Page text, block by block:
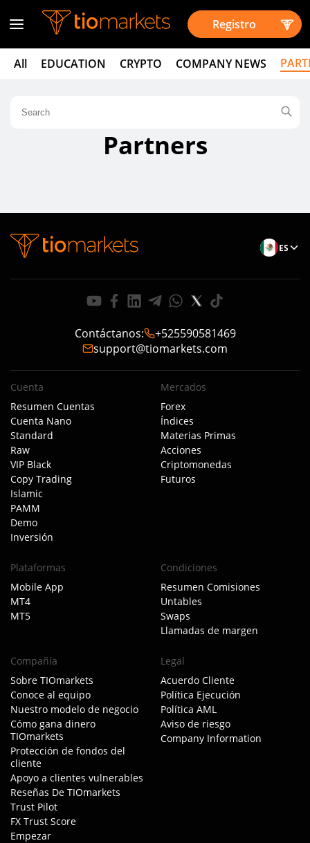
Registro
All EDUCATION CRYPTO COMPANY NEWS
Partners
ES
Contáctanos:
+525590581469
support@tiomarkets.com
Cuenta
Resumen Cuentas
Cuenta Nano
Standard
Raw
VIP Black
Copy Trading
Islamic
PAMM
Demo
Inversión
Mercados
Forex
Índices
Materias Primas
Acciones
Criptomonedas
Futuros
Plataformas
Mobile App
MT4
MT5
Condiciones
Resumen Comisiones
Untables
Swaps
Llamadas de margen
Compañía
Sobre TIOmarkets
Conoce al equipo
Nuestro modelo de negocio
Cómo gana dinero
TIOmarkets
Protección de fondos del
cliente
Apoyo a clientes vulnerables
Reseñas De TIOmarkets
Trust Pilot
FX Trust Score
Empezar
Legal
Acuerdo Cliente
Política Ejecución
Política AML
Aviso de riesgo
Company Information